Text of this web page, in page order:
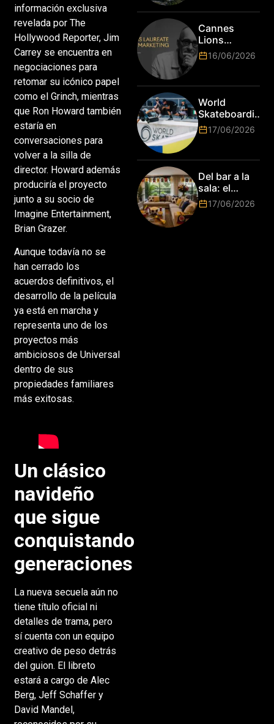
información exclusiva
revelada por The
Hollywood Reporter, Jim
Carrey se encuentra en
negociaciones para
retomar su icónico papel
como el Grinch, mientras
que Ron Howard también
estaría en
conversaciones para
volver a la silla de
director. Howard además
produciría el proyecto
junto a su socio de
Imagine Entertainment,
Brian Grazer.
Aunque todavía no se
han cerrado los
acuerdos definitivos, el
desarrollo de la película
ya está en marcha y
representa uno de los
proyectos más
ambiciosos de Universal
dentro de sus
propiedades familiares
más exitosas.
Un clásico
navideño
que sigue
conquistando
generaciones
La nueva secuela aún no
tiene título oficial ni
detalles de trama, pero
sí cuenta con un equipo
creativo de peso detrás
del guion. El libreto
estará a cargo de Alec
Berg, Jeff Schaffer y
David Mandel,
es hora de
subir de
nivel! Las
marcas más
top del
Cannes
Lions
anuncia a
Jim Stengel
primer Lions
Laureate for
Marketing
16/06/2026
World
Skateboarding
Tour:
¡Resultados
Mundo de
Park de Roma
2026!
17/06/2026
Del bar a la
sala: el
Mundial
2026 vuelve
17/06/2026